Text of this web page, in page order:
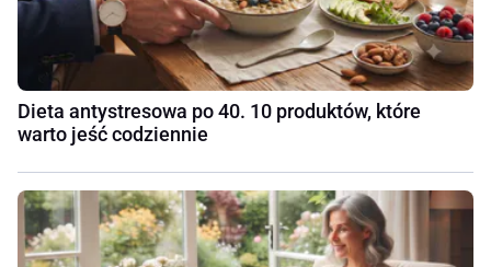
Dieta antystresowa po 40. 10 produktów, które
warto jeść codziennie